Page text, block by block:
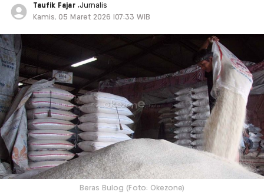
Taufik Fajar ,Jurnalis
Kamis, 05 Maret 2026 |07:33 WIB
Beras Bulog (Foto: Okezone)